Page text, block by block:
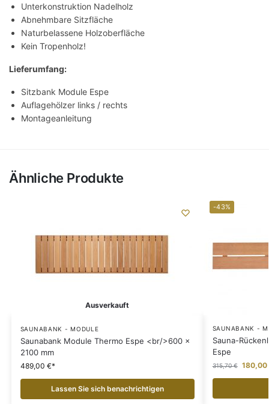
Unterkonstruktion Nadelholz
Abnehmbare Sitzfläche
Naturbelassene Holzoberfläche
Kein Tropenholz!
Lieferumfang:
Sitzbank Module Espe
Auflagehölzer links / rechts
Montageanleitung
Ähnliche Produkte
Ausverkauft
SAUNABANK - MODULE
Saunabank Module Thermo Espe <br/>600 x
2100 mm
489,00 €
Lassen Sie sich benachrichtigen
-43%
SAUNABANK -
Sauna-
Espe
315,70€ 180,00